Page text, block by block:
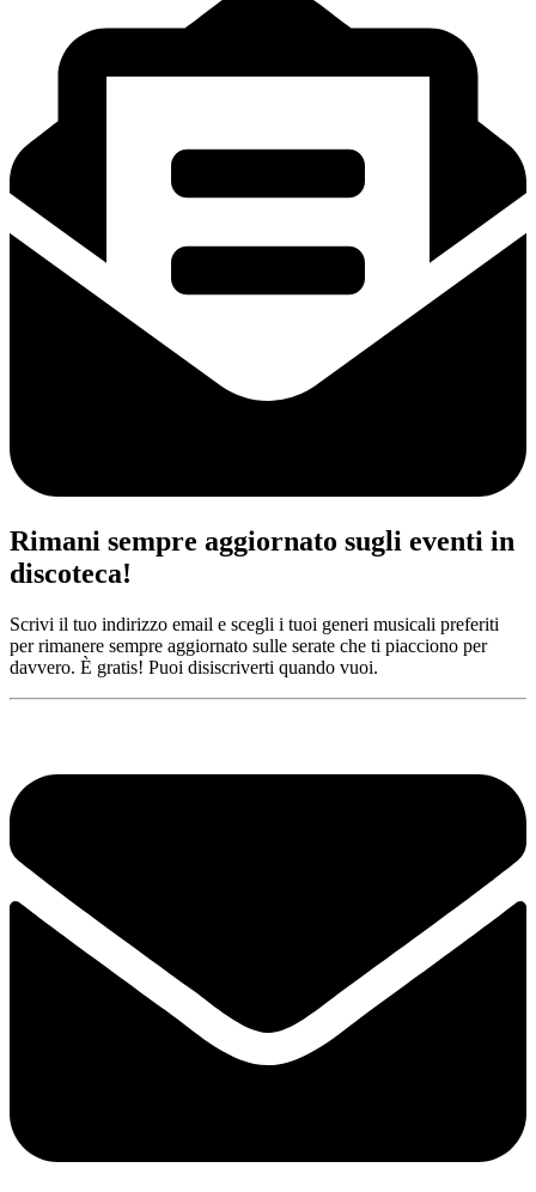
Rimani sempre aggiornato sugli eventi in
discoteca!
Scrivi il tuo indirizzo email e scegli i tuoi generi musicali preferiti
per rimanere sempre aggiornato sulle serate che ti piacciono per
davvero. È gratis! Puoi disiscriverti quando vuoi.